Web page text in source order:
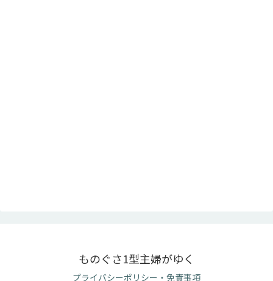
ものぐさ1型主婦がゆく
プライバシーポリシー・免責事項